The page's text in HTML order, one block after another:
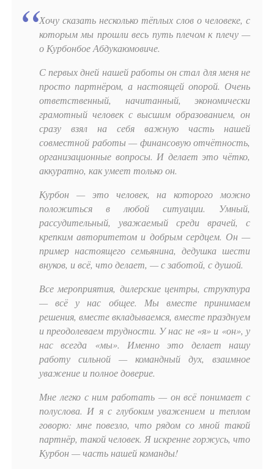
Хочу сказать несколько тёплых слов о человеке, с
которым мы прошли весь путь плечом к плечу —
о Курбонбое Абдукаюмовиче.
С первых дней нашей работы он стал для меня не
просто партнёром, а настоящей опорой. Очень
ответственный, начитанный, экономически
грамотный человек с высшим образованием, он
сразу взял на себя важную часть нашей
совместной работы — финансовую отчётность,
организационные вопросы. И делает это чётко,
аккуратно, как умеет только он.
Курбон — это человек, на которого можно
положиться в любой ситуации. Умный,
рассудительный, уважаемый среди врачей, с
крепким авторитетом и добрым сердцем. Он —
пример настоящего семьянина, дедушка шести
внуков, и всё, что делает, — с заботой, с душой.
Все мероприятия, дилерские центры, структура
— всё у нас общее. Мы вместе принимаем
решения, вместе вкладываемся, вместе празднуем
и преодолеваем трудности. У нас не «я» и «он», у
нас всегда «мы». Именно это делает нашу
работу сильной — командный дух, взаимное
уважение и полное доверие.
Мне легко с ним работать — он всё понимает с
полуслова. И я с глубоким уважением и теплом
говорю: мне повезло, что рядом со мной такой
партнёр, такой человек. Я искренне горжусь, что
Курбон — часть нашей команды!